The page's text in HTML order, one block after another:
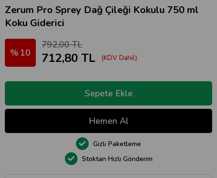
Zerum Pro Sprey Dağ Çileği Kokulu 750 ml
Koku Giderici
10
792,00 TL
712,80 TL (KDV Dahil)
Stoktan Hızlı Gönderim
Gizli Paketleme